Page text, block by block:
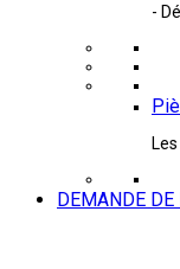
-
DEMANDE DE